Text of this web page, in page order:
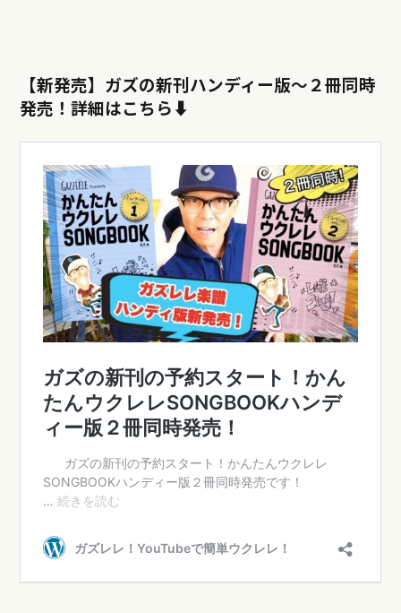
【新発売】ガズの新刊ハンディー版〜２冊同時
発売！詳細はこちら⬇︎